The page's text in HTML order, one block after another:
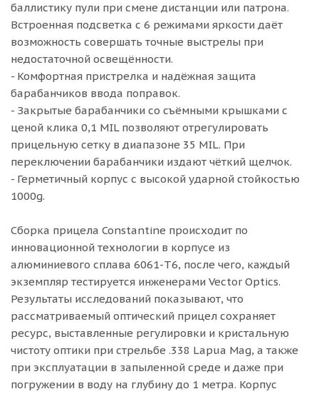
баллистику пули при смене дистанции или патрона.
Встроенная подсветка с 6 режимами яркости даёт
возможность совершать точные выстрелы при
недостаточной освещённости.
- Комфортная пристрелка и надёжная защита
барабанчиков ввода поправок.
- Закрытые барабанчики со съёмными крышками с
ценой клика 0,1 MIL позволяют отрегулировать
прицельную сетку в диапазоне 35 MIL. При
переключении барабанчики издают чёткий щелчок.
- Герметичный корпус с высокой ударной стойкостью
1000g.
Сборка прицела Constantine происходит по
инновационной технологии в корпусе из
алюминиевого сплава 6061-T6, после чего, каждый
экземпляр тестируется инженерами Vector Optics.
Результаты исследований показывают, что
рассматриваемый оптический прицел сохраняет
ресурс, выставленные регулировки и кристальную
чистоту оптики при стрельбе .338 Lapua Mag, а также
при эксплуатации в запыленной среде и даже при
погружении в воду на глубину до 1 метра. Корпус